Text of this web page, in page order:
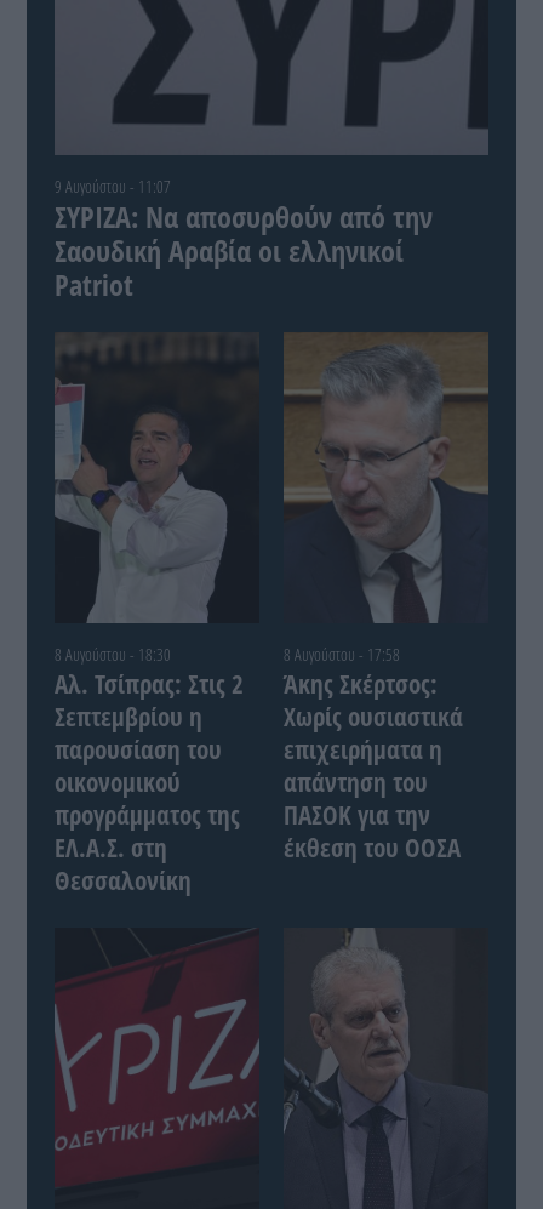
9 Αυγούστου - 11:07
ΣΥΡΙΖΑ: Να αποσυρθούν από την
Σαουδική Αραβία οι ελληνικοί
Patriot
8 Αυγούστου - 18:30
Αλ. Τσίπρας: Στις 2
Σεπτεμβρίου η
παρουσίαση του
οικονομικού
προγράμματος της
ΕΛ.Α.Σ. στη
Θεσσαλονίκη
8 Αυγούστου - 17:58
Άκης Σκέρτσος:
Χωρίς ουσιαστικά
επιχειρήματα η
απάντηση του
ΠΑΣΟΚ για την
έκθεση του ΟΟΣΑ